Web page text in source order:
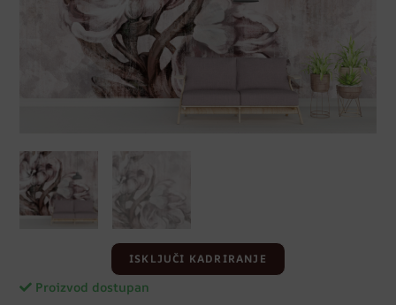
ISKLJUČI KADRIRANJE
Proizvod dostupan